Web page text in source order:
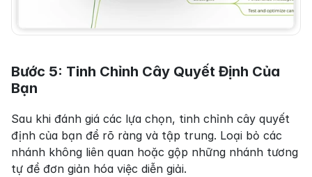
Bước 5: Tinh Chỉnh Cây Quyết Định Của
Bạn
Sau khi đánh giá các lựa chọn, tinh chỉnh cây quyết
định của bạn để rõ ràng và tập trung. Loại bỏ các
nhánh không liên quan hoặc gộp những nhánh tương
tự để đơn giản hóa việc diễn giải.